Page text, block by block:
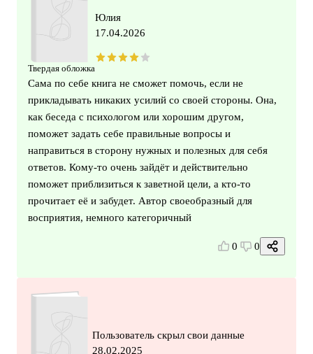
Твердая обложка
Юлия
17.04.2026
Сама по себе книга не сможет помочь, если не
прикладывать никаких усилий со своей стороны. Она,
как беседа с психологом или хорошим другом,
поможет задать себе правильные вопросы и
направиться в сторону нужных и полезных для себя
ответов. Кому-то очень зайдёт и действительно
поможет приблизиться к заветной цели, а кто-то
прочитает её и забудет. Автор своеобразный для
восприятия, немного категоричный
0 0
Пользователь скрыл свои данные
28.02.2025